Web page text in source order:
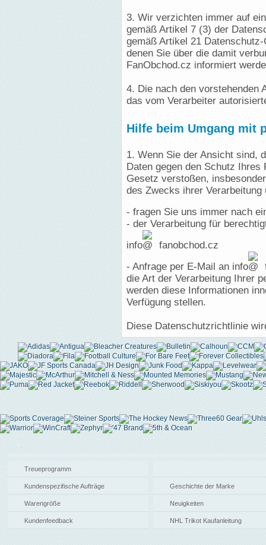
3. Wir verzichten immer auf
gemäß Artikel 7 (3) der
gemäß Artikel 21
denen Sie über die damit
FanObchod.cz informiert
4. Die nach den vorstehenden
das vom Verarbeiter
Hilfe beim Umgang mit
1. Wenn Sie der Ansicht sind,
Daten gegen den Schutz
Gesetz verstoßen,
des Zwecks ihrer
- fragen Sie uns immer nach
- der Verarbeitung für
info
fanobchod.cz
- Anfrage per E-Mail an info
die Art der Verarbeitung Ihrer
werden diese Informationen
Verfügung stellen.
Diese Datenschutzrichtlinie
Treueprogramm
Kundenspezifische Aufträge
Warengröße
Kundenfeedback
Geschichte der Marke
Neuigkeiten
NHL Trikot Kaufanleitung